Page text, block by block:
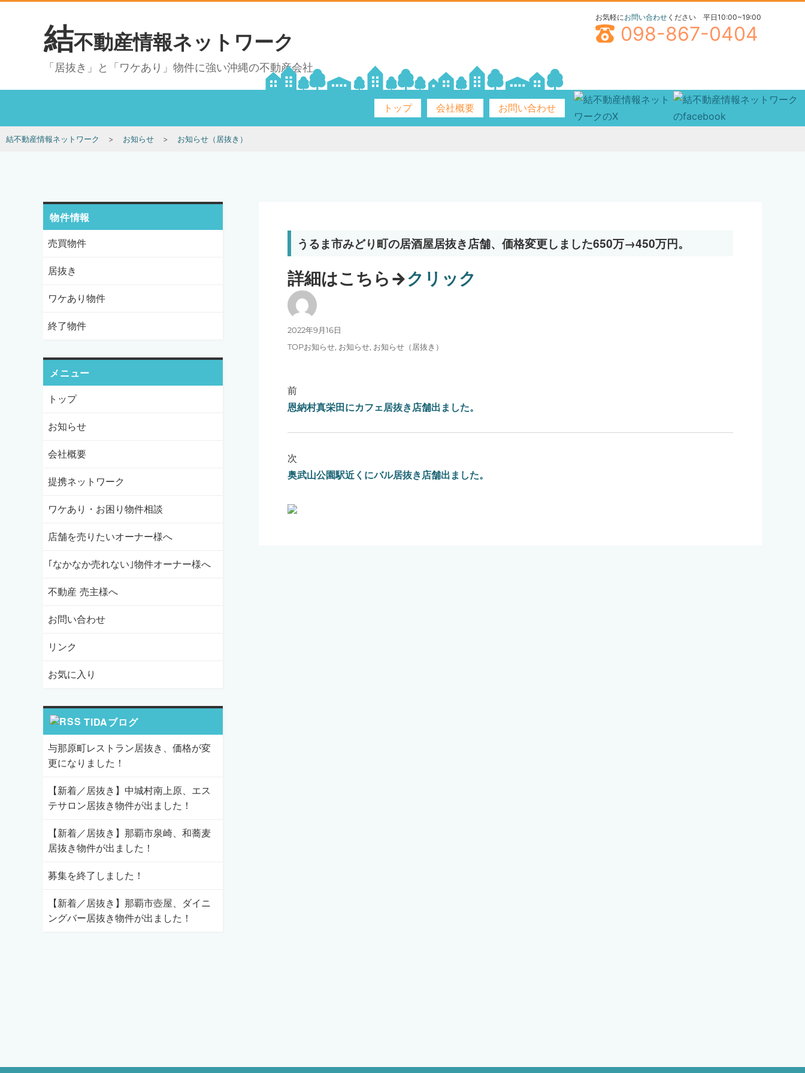
結不動産情報ネットワーク
「居抜き」と「ワケあり」物件に強い沖縄の不動産会社
お気軽にお問い合わせください 平日10:00~19:00
098-867-0404
トップ 会社概要 お問い合わせ
結不動産情報ネットワーク お知らせ お知らせ（居抜き）
うるま市みどり町の居酒屋居抜き店舗、価格変更しました650万→450万円。
詳細はこちら→クリック
投稿者
投稿日:
2022年9月16日
カテゴリー
TOPお知らせ, お知らせ, お知らせ（居抜き）
前
恩納村真栄田にカフェ居抜き店舗出ました。
次
奥武山公園駅近くにバル居抜き店舗出ました。
物件情報
売買物件
居抜き
ワケあり物件
終了物件
メニュー
トップ
お知らせ
会社概要
提携ネットワーク
ワケあり・お困り物件相談
店舗を売りたいオーナー様へ
｢なかなか売れない｣物件オーナー様へ
不動産 売主様へ
お問い合わせ
リンク
お気に入り
TIDAブログ
与那原町レストラン居抜き、価格が変
更になりました！
【新着／居抜き】中城村南上原、エス
テサロン居抜き物件が出ました！
【新着／居抜き】那覇市泉崎、和蕎麦
居抜き物件が出ました！
募集を終了しました！
【新着／居抜き】那覇市壺屋、ダイニ
ングバー居抜き物件が出ました！